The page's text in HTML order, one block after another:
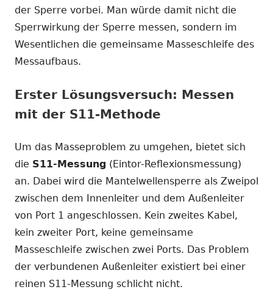
der Sperre vorbei. Man würde damit nicht die
Sperrwirkung der Sperre messen, sondern im
Wesentlichen die gemeinsame Masseschleife des
Messaufbaus.
Erster Lösungsversuch: Messen
mit der S11-Methode
Um das Masseproblem zu umgehen, bietet sich
die S11-Messung (Eintor-Reflexionsmessung)
an. Dabei wird die Mantelwellensperre als Zweipol
zwischen dem Innenleiter und dem Außenleiter
von Port 1 angeschlossen. Kein zweites Kabel,
kein zweiter Port, keine gemeinsame
Masseschleife zwischen zwei Ports. Das Problem
der verbundenen Außenleiter existiert bei einer
reinen S11-Messung schlicht nicht.